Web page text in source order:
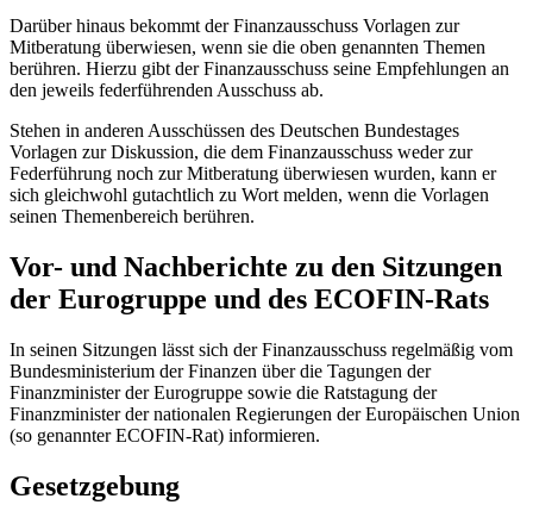
Darüber hinaus bekommt der Finanzausschuss Vorlagen zur
Mitberatung überwiesen, wenn sie die oben genannten Themen
berühren. Hierzu gibt der Finanzausschuss seine Empfehlungen an
den jeweils federführenden Ausschuss ab.
Stehen in anderen Ausschüssen des Deutschen Bundestages
Vorlagen zur Diskussion, die dem Finanzausschuss weder zur
Federführung noch zur Mitberatung überwiesen wurden, kann er
sich gleichwohl gutachtlich zu Wort melden, wenn die Vorlagen
seinen Themenbereich berühren.
Vor- und Nachberichte zu den Sitzungen
der Eurogruppe und des ECOFIN-Rats
In seinen Sitzungen lässt sich der Finanzausschuss regelmäßig vom
Bundesministerium der Finanzen über die Tagungen der
Finanzminister der Eurogruppe sowie die Ratstagung der
Finanzminister der nationalen Regierungen der Europäischen Union
(so genannter ECOFIN-Rat) informieren.
Gesetzgebung